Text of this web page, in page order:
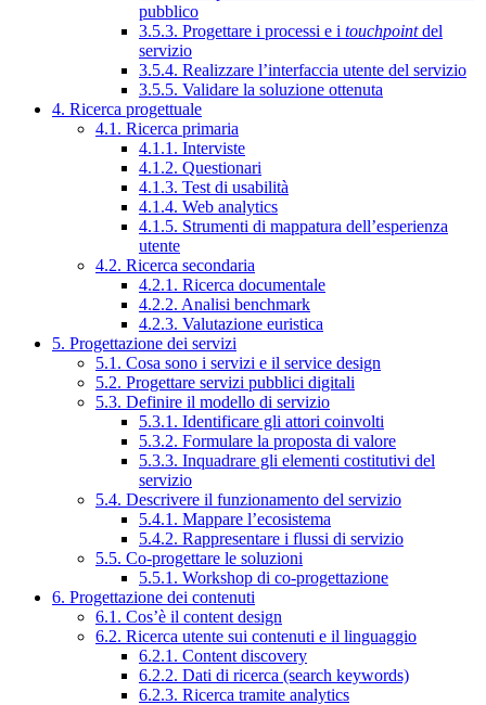
pubblico
3.5.3. Progettare i processi e i touchpointdel
servizio
3.5.4. Realizzare l’interfaccia utente del servizio
3.5.5. Validare la soluzione ottenuta
4. Ricerca progettuale
4.1. Ricerca primaria
4.1.1. Interviste
4.1.2. Questionari
4.1.3. Test di usabilità
4.1.4. Web analytics
4.1.5. Strumenti di mappatura dell’esperienza
utente
4.2. Ricerca secondaria
4.2.1. Ricerca documentale
4.2.2. Analisi benchmark
4.2.3. Valutazione euristica
5. Progettazione dei servizi
5.1. Cosa sono i servizi e il service design
5.2. Progettare servizi pubblici digitali
5.3. Definire il modello di servizio
5.3.1. Identificare gli attori coinvolti
5.3.2. Formulare la proposta di valore
5.3.3. Inquadrare gli elementi costitutivi del
servizio
5.4. Descrivere il funzionamento del servizio
5.4.1. Mappare l’ecosistema
5.4.2. Rappresentare i flussi di servizio
5.5. Co-progettare le soluzioni
5.5.1. Workshop di co-progettazione
6. Progettazione dei contenuti
6.1. Cos’è il content design
6.2. Ricerca utente sui contenuti e il linguaggio
6.2.1. Content discovery
6.2.2. Dati di ricerca (search keywords)
6.2.3. Ricerca tramite analytics